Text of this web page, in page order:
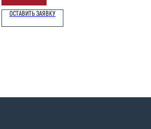
ОСТАВИТЬ ЗАЯВКУ